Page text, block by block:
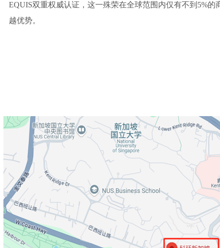
EQUIS双重权威认证，这一殊荣在全球范围内仅有不到5%
越优势。